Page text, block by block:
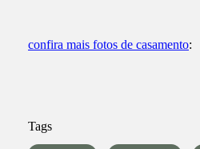
confira mais fotos de casamento:
Tags